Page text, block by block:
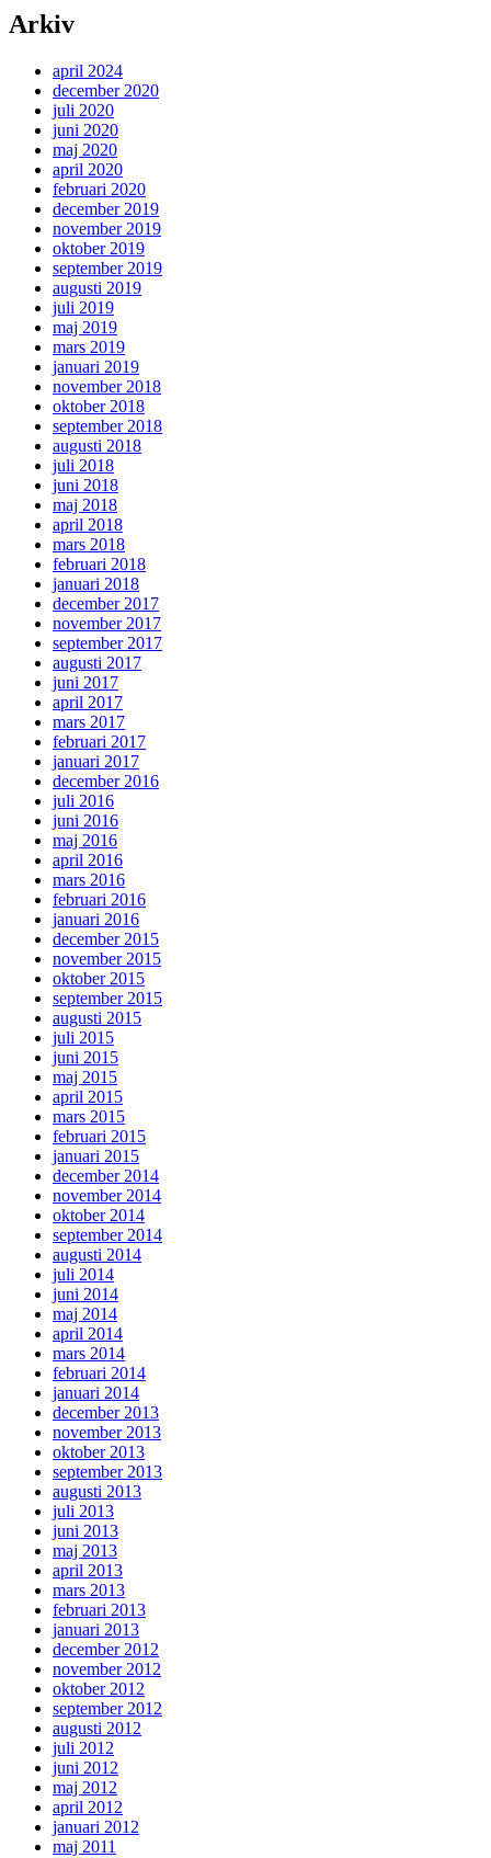
Arkiv
april 2024
december 2020
juli 2020
juni 2020
maj 2020
april 2020
februari 2020
december 2019
november 2019
oktober 2019
september 2019
augusti 2019
juli 2019
maj 2019
mars 2019
januari 2019
november 2018
oktober 2018
september 2018
augusti 2018
juli 2018
juni 2018
maj 2018
april 2018
mars 2018
februari 2018
januari 2018
december 2017
november 2017
september 2017
augusti 2017
juni 2017
april 2017
mars 2017
februari 2017
januari 2017
december 2016
juli 2016
juni 2016
maj 2016
april 2016
mars 2016
februari 2016
januari 2016
december 2015
november 2015
oktober 2015
september 2015
augusti 2015
juli 2015
juni 2015
maj 2015
april 2015
mars 2015
februari 2015
januari 2015
december 2014
november 2014
oktober 2014
september 2014
augusti 2014
juli 2014
juni 2014
maj 2014
april 2014
mars 2014
februari 2014
januari 2014
december 2013
november 2013
oktober 2013
september 2013
augusti 2013
juli 2013
juni 2013
maj 2013
april 2013
mars 2013
februari 2013
januari 2013
december 2012
november 2012
oktober 2012
september 2012
augusti 2012
juli 2012
juni 2012
maj 2012
april 2012
januari 2012
maj 2011